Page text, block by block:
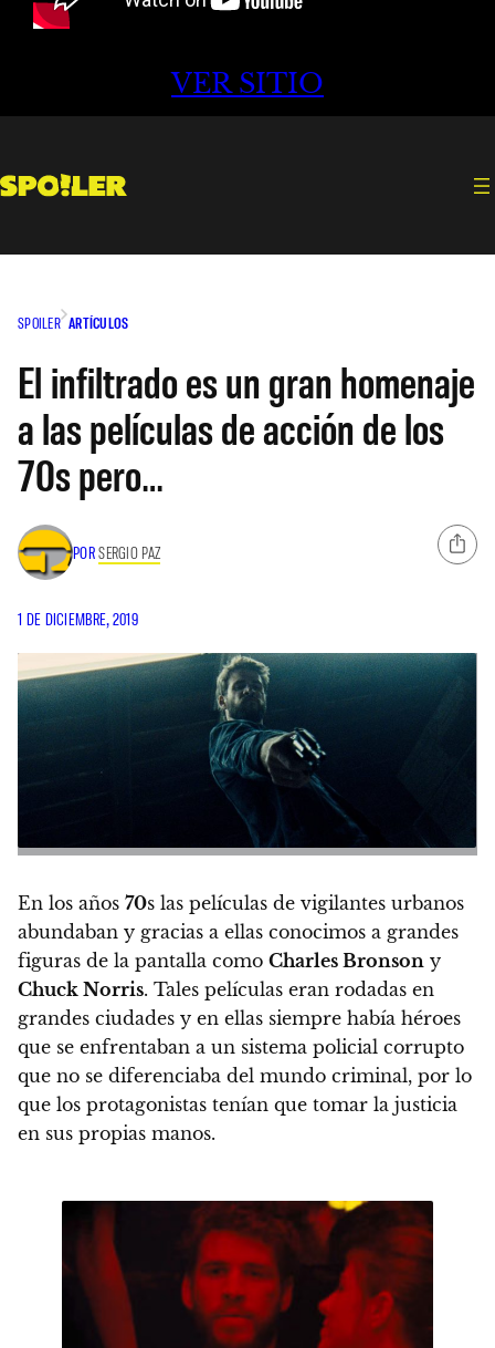
VER SITIO
SPOILER ARTÍCULOS
El infiltrado es un gran homenaje
a las películas de acción de los
70s pero…
PORSERGIO PAZ
1 DE DICIEMBRE, 2019
En los años 70s las películas de vigilantes urbanos
abundaban y gracias a ellas conocimos a grandes
figuras de la pantalla como Charles Bronson y
Chuck Norris. Tales películas eran rodadas en
grandes ciudades y en ellas siempre había héroes
que se enfrentaban a un sistema policial corrupto
que no se diferenciaba del mundo criminal, por lo
que los protagonistas tenían que tomar la justicia
en sus propias manos.